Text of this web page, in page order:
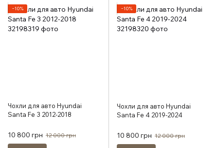
−10%
Чохли для авто Hyundai
Santa Fe 3 2012-2018
10 800 грн 12 000 грн
−10%
Чохли для авто Hyundai
Santa Fe 4 2019-2024
10 800 грн 12 000 грн